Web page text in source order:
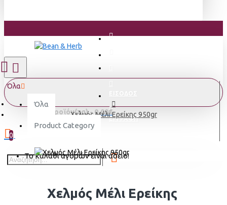
ΕΓΓΡΑΦΗ
Όλα
Όλα
Product Category
0 προϊόν(τα) - 0,00€
0
Το καλάθι αγορών είναι άδειο!
Χελμός Μέλι Ερείκης 950gr
Χελμός Μέλι Ερείκης